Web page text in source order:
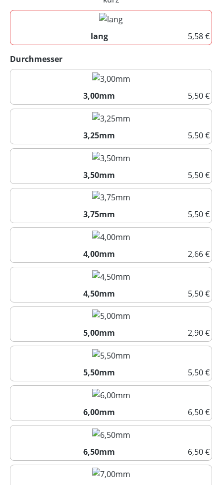
lang
5,58 €
Durchmesserauswählen
3,00mm
5,50 €
3,00mm
3,25mm
5,50 €
3,25mm
3,50mm
5,50 €
3,50mm
3,75mm
5,50 €
3,75mm
4,00mm
2,66 €
4,00mm
4,50mm
5,50 €
4,50mm
5,00mm
2,90 €
5,00mm
5,50mm
5,50 €
5,50mm
6,00mm
6,50 €
6,00mm
6,50mm
6,50 €
6,50mm